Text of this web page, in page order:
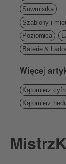
Suwmiarka
Szablony i
Poziomica
Baterie &
Więcej
Kątomierz
Kątomierz